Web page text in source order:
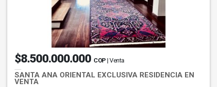
$8.500.000.000 COP | Venta
SANTA ANA ORIENTAL EXCLUSIVA RESIDENCIA EN
VENTA